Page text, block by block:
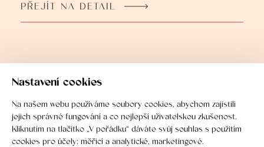
Nastavení cookies
Na našem webu používáme soubory cookies, abychom zajistili
jejich správné fungování a co nejlepší uživatelskou zkušenost.
Kliknutím na tlačítko „V pořádku“ dáváte svůj souhlas s použitím
cookies pro účely: měřicí a analytické, marketingové.
PŘEJÍT NA DETAIL
Koupě nemovitosti krok za
krokem